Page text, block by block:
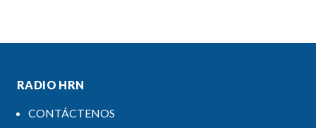
RADIO HRN
CONTÁCTENOS